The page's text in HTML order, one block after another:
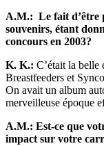
A.M.: Le fait d’être
souvenirs, étant
concours en 2003?
K. K.: C’était la belle
Breastfeeders et
On avait un album
merveilleuse époque
A.M.: Est-ce que
impact sur votre